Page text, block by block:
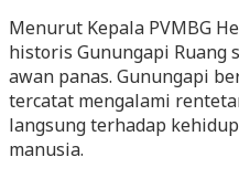
Menurut Kepala PVMBG
historis Gunungapi Ruang
awan panas. Gunungapi
tercatat mengalami
langsung terhadap
manusia.